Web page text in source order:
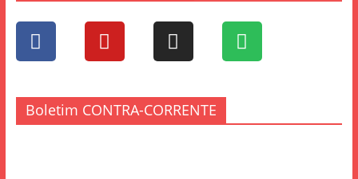
Boletim CONTRA-CORRENTE